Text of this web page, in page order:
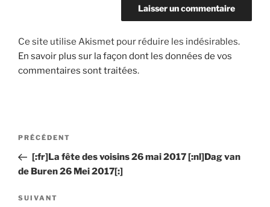
Ce site utilise Akismet pour réduire les indésirables.
En savoir plus sur la façon dont les données de vos
commentaires sont traitées.
Navigation
l’article
Article
précédent
PRÉCÉDENT
[:fr]La fête des voisins 26 mai 2017 [:nl]Dag van
de Buren 26 Mei 2017[:]
Article
SUIVANT